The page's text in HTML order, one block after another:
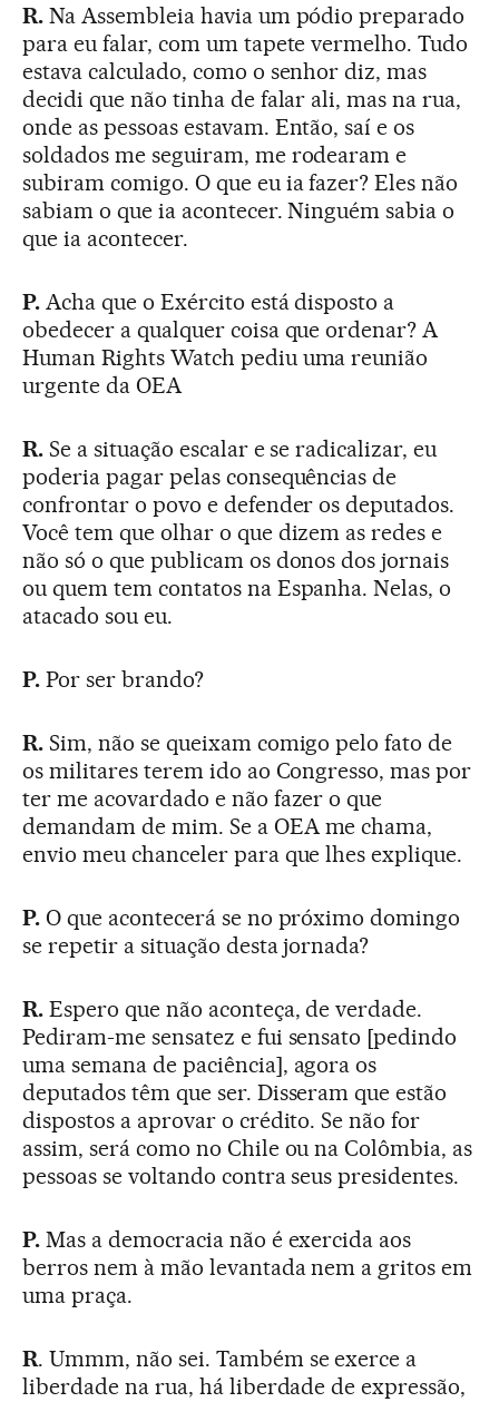
R.Na Assembleia havia um pódio preparado
para eu falar, com um tapete vermelho. Tudo
estava calculado, como o senhor diz, mas
decidi que não tinha de falar ali, mas na rua,
onde as pessoas estavam. Então, saí e os
soldados me seguiram, me rodearam e
subiram comigo. O que eu ia fazer? Eles não
sabiam o que ia acontecer. Ninguém sabia o
que ia acontecer.
P.Acha que o Exército está disposto a
obedecer a qualquer coisa que ordenar? A
Human Rights Watch pediu uma reunião
urgente da OEA
R.Se a situação escalar e se radicalizar, eu
poderia pagar pelas consequências de
confrontar o povo e defender os deputados.
Você tem que olhar o que dizem as redes e
não só o que publicam os donos dos jornais
ou quem tem contatos na Espanha. Nelas, o
atacado sou eu.
P.Por ser brando?
R.Sim, não se queixam comigo pelo fato de
os militares terem ido ao Congresso, mas por
ter me acovardado e não fazer o que
demandam de mim. Se a OEA me chama,
envio meu chanceler para que lhes explique.
P.O que acontecerá se no próximo domingo
se repetir a situação desta jornada?
R.Espero que não aconteça, de verdade.
Pediram-me sensatez e fui sensato [pedindo
uma semana de paciência], agora os
deputados têm que ser. Disseram que estão
dispostos a aprovar o crédito. Se não for
assim, será como no Chile ou na Colômbia, as
pessoas se voltando contra seus presidentes.
P.Mas a democracia não é exercida aos
berros nem à mão levantada nem a gritos em
uma praça.
R. Ummm, não sei. Também se exerce a
liberdade na rua, há liberdade de expressão,